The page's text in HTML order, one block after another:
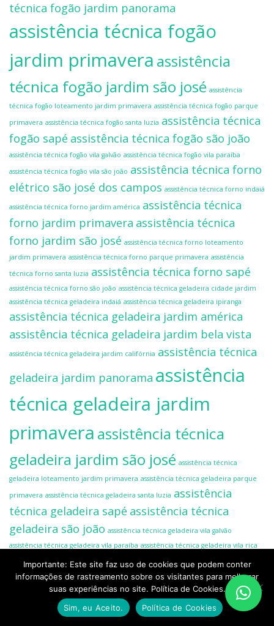
técnica fogão jardim panorama
assistência técnica fogão
jardim primavera assistência
técnica fogão jardim são josé assistência
técnica fogão loteamento jardim primavera assistência técnica fogão parque
primavera assistência técnica fogão santa luzia assistência técnica
fogão sapé assistência técnica fogão são joão
assistência técnica fogão vila galvão assistência técnica fogão vila paraíba
assistência técnica fogão vila são joão assistência técnica forno
elétrico são josé dos campos assistência técnica forno indaiá
assistência técnica forno jardim américa assistência técnica
forno jardim primavera assistência técnica
forno jardim são josé assistência técnica forno loteamento
jardim primavera assistência técnica forno parque primavera assistência
técnica forno santa luzia assistência técnica forno sapé
assistência técnica forno são joão assistência técnica geladeira cidade jardim
assistência técnica geladeira indaiá assistência técnica geladeira ipiranga
assistência técnica geladeira jardim américa
assistência técnica geladeira jardim bela vista
assistência técnica geladeira jardim califórnia assistência técnica
geladeira jardim panorama assistência
técnica geladeira jardim
primavera assistência técnica
geladeira jardim são josé assistência técnica
geladeira loteamento jardim primavera assistência técnica geladeira parque
primavera assistência técnica geladeira santa luzia assistência
técnica geladeira sapé assistência técnica
geladeira são joão assistência técnica geladeira vila galvão
assistência técnica geladeira vila paraíba assistência técnica geladeira vila rica
Importante: Este site faz uso de cookies que podem conter
informações de rastreamento sobre os visitantes para melhorar
suas experiências no site. Política de Cookies.
Sim, eu Aceito.
Política de Cookies